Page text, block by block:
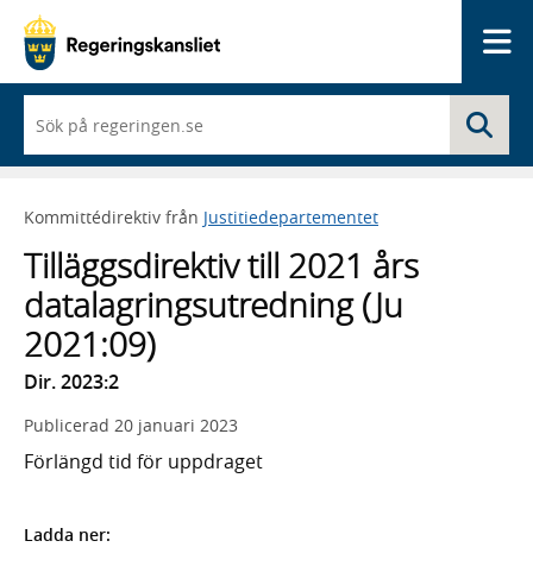
du
börjar
skriva
framträder
lista
med
sökförslag
Kommittédirektiv från Justitiedepartementet
Tilläggsdirektiv till 2021 års
datalagringsutredning (Ju
2021:09)
Dir. 2023:2
Publicerad 20 januari 2023
Förlängd tid för uppdraget
Ladda ner: